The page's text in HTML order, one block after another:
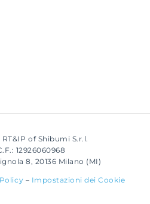
of Shibumi S.r.l.
12926060968
8, 20136 Milano (MI)
– Impostazioni dei Cookie